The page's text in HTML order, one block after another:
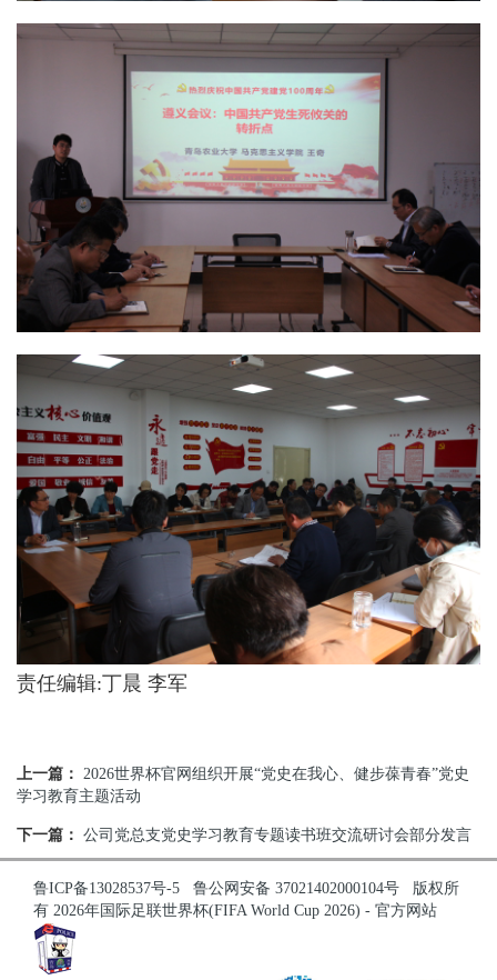
责任编辑:丁晨 李军
上一篇：
2026世界杯官网组织开展“党史在我心、健步葆青春”党史
学习教育主题活动
下一篇： 公司党总支党史学习教育专题读书班交流研讨会部分发言
鲁ICP备13028537号-5 鲁公网安备 37021402000104号
版权所
有 2026年国际足联世界杯(FIFA World Cup 2026) - 官方网站